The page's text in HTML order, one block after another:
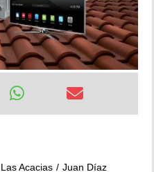
Las Acacias
Juan Díaz